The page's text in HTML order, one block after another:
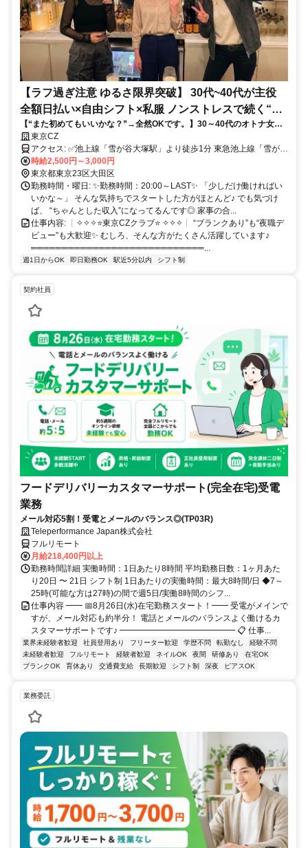
【ラフ過ぎ注意 ゆるさ限界突破】 30代~40代が主役
全額日払い×自由シフト×私服 ノンストレスで続く“ゆ
るカウンター接客(女性)”✨
【“また初めてもいいかな？”→全然OKです。】30～40代のオトナ女子
がゆるっと活躍中⭐ 経験者歓迎×日払いOK×ノルマなし◎ 気負わず始め
て、ちゃんと居心地よく続く場所☕
東京CZ
アクセス: ✅池上線「雪が谷大塚駅」より徒歩1分 東急池上線「雪が谷
大塚駅」は、 五反田駅〜蒲田駅を結ぶ路線上にあり、通勤のしやす
さが魅力です✨ 沿線には、 大崎広小路駅・戸越銀座駅・荏原中延
駅・旗の台駅・長原駅・石川台駅・御嶽山駅・久が原駅・千鳥町駅・
池上駅・蓮沼駅といった駅が並び、 どのエリアからでも通いやすい
立地です◎ また、五反田駅からは山手線に接続しており、 渋谷駅・
新宿駅・池袋駅・品川駅などの主要エリアからもアクセス良好✨ さら
に、蒲田駅経由で 川崎駅・横浜駅方面からの通勤も可能です♪ 加え
て、旗の台駅で乗り換えれば 大井町駅・自由が丘駅方面からも通い
やすく、 幅広いエリアから無理なく通える好立地です◎
時給2,500円～3,000円
東京都東京23区大田区
勤務時間・曜日: ✨勤務時間：20:00～LAST✨ 「少しだけ働ければい
いかな～」 そんな気持ちでスタートした方がほとんど♪ でも気づけ
ば、 “ちゃんとした収入”になってるんです◎ 家事の合...
仕事内容: ┊✧✧✧⭐東京CZクラブ⭐ ✧✧✧┊ “ブランクあり”も“夜職デ
ビュー”も大歓迎✨ むしろ、そんな方がたくさん活躍しています♪
════════════════════════════...
週1日からOK 即日勤務OK 駅近5分以内 シフト制
契約社員
フードデリバリーカスタマーサポート(完全在宅)受電
業務
メール対応5割！受電とメールのバランス◎(TP03R)
Teleperformance Japan株式会社
フルリモート
月給218,400円以上
勤務時間詳細 実働時間：1日あたり8時間 平均勤務日数：1ヶ月あた
り20日 〜 21日 シフト制 1日あたりの実働時間：最大8時間/日 ◆7～
25時(可能な方は27時)の間で週5日/実働8時間のシフ...
仕事内容 ━━ 📅8月26日(水)在宅勤務スタート！━━ 受電がメインで
すが、メール対応も約半分！ 電話とメールのバランスよく働けるカ
スタマーサポートです♪ ━━━━━━━━━━━━━━ 📋 仕事...
業界未経験者歓迎 社員登用あり フリーター歓迎 学歴不問 転勤なし
経験不問
未経験者歓迎
フルリモート 経験者歓迎 ネイルOK 夜間 研修あり
在宅OK
ブランクOK
育休あり 交通費支給 長期歓迎 シフト制 深夜 ピアスOK
業務委託